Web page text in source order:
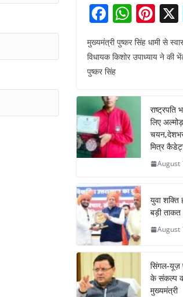
F
a
c
e
o
o
k
W
h
at
p
Pi
nt
er
मुख्यमंत्री पुष्कर सिंह धामी से
विधायक किशोर उपाध्याय ने की
पुष्कर सिंह
लिए
मित्र
August
युवा शक्ति
बड़ी ताकत
August
सिंगल-यूज़
के संकल्प
मुख्यमंत्री